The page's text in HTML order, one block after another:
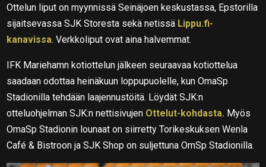
Ottelun liput on myynnissä Seinäjoen keskustassa, Epstorilla
sijaitsevassa SJK Storesta sekä netissä Lippu.fi-
kanavissa. Verkkoliput ovat aina halvemmat.
IFK Mariehamn kotiottelun jälkeen seuraavaa kotiottelua
saadaan odottaa heinäkuun loppupuolelle, kun OmaSp
Stadionilla tehdään laajennustöitä. Löydät SJK:n
otteluohjelman SJK:n nettisivujen Ottelut-kohdasta. Myös
OmaSp Stadionin lounaat on siirretty Torikeskuksen Wenla
Café & Bistroon ja SJK Shop on suljettuna OmSp Stadionilla.